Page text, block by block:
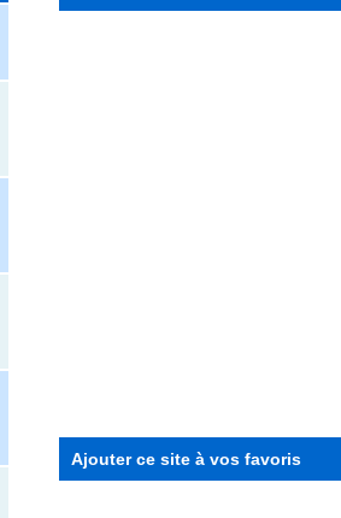
Ajouter ce site à vos favoris